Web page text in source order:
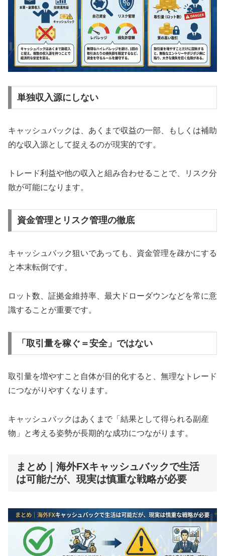
単独収入源にしない
キャッシュバックは、あくまで収益の一部、もしくは補助
的な収入源として捉えるのが現実的です。
トレード利益や他の収入と組み合わせることで、リスク分
散が可能になります。
資金管理とリスク管理の徹底
キャッシュバック狙いであっても、資金管理を疎かにする
と本末転倒です。
ロット数、証拠金維持率、最大ドローダウンなどを常に意
識することが重要です。
「取引量を稼ぐ＝安全」ではない
取引量を増やすこと自体が目的化すると、無理なトレード
につながりやすくなります。
キャッシュバックはあくまで「結果として得られる副産
物」と考える姿勢が長期的な成功につながります。
まとめ｜海外FXキャッシュバックで生活
は可能だが、現実は慎重な戦略が必要